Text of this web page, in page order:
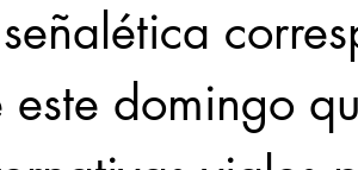
este domingo